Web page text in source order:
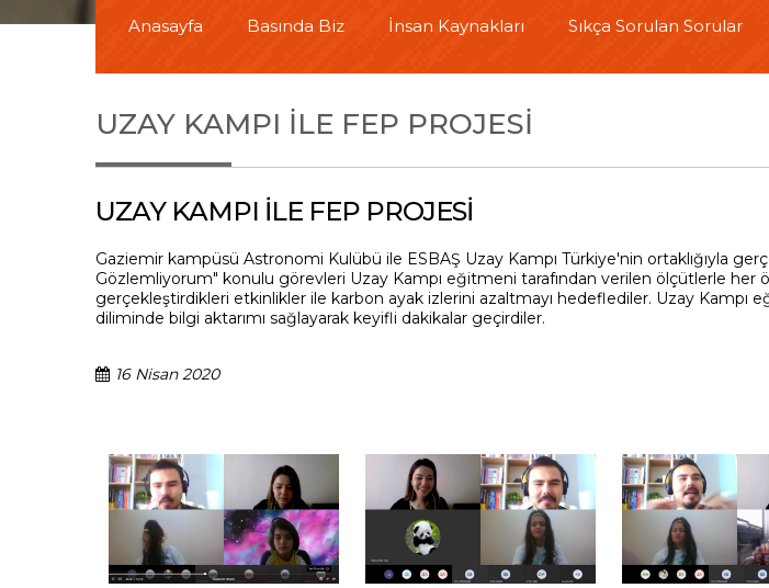
Anasayfa Basında Biz İnsan Kaynakları Sıkça Sorulan Sorular
UZAY KAMPI İLE FEP PROJESİ
UZAY KAMPI İLE FEP PROJESİ
Gaziemir kampüsü Astronomi Kulübü ile ESBAŞ Uzay Kampı Türkiye'nin ortaklığıyla
Gözlemliyorum" konulu görevleri Uzay Kampı eğitmeni tarafından verilen ölçütlerle her
gerçekleştirdikleri etkinlikler ile karbon ayak izlerini azaltmayı hedeflediler. Uzay
diliminde bilgi aktarımı sağlayarak keyifli dakikalar geçirdiler.
16 Nisan 2020